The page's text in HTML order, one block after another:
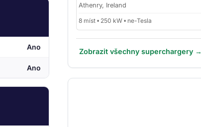
Ano
Ano
Athenry, Ireland
8 míst • 250 kW • ne-Tesla
Zobrazit všechny superchargery →